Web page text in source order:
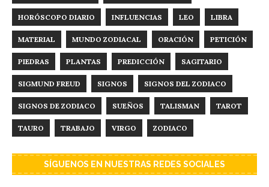
HORÓSCOPO DIARIO INFLUENCIAS LEO LIBRA
MATERIAL MUNDO ZODIACAL ORACIÓN PETICIÓN
PIEDRAS PLANTAS PREDICCIÓN SAGITARIO
SIGMUND FREUD SIGNOS SIGNOS DEL ZODIACO
SIGNOS DE ZODIACO SUEÑOS TALISMAN TAROT
TAURO TRABAJO VIRGO ZODIACO
SÍGUENOS EN NUESTRAS REDES SOCIALES